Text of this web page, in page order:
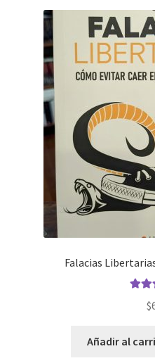
Falacias
5.00
$
Añadir al